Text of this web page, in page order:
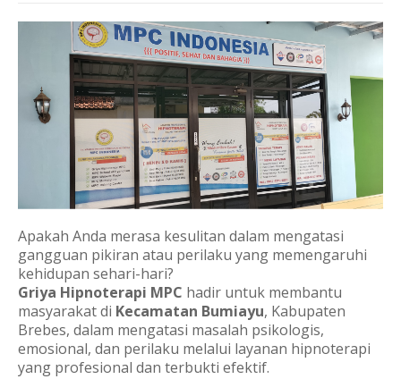
Apakah Anda merasa kesulitan dalam mengatasi
gangguan pikiran atau perilaku yang memengaruhi
kehidupan sehari-hari?
Griya Hipnoterapi MPC hadir untuk membantu
masyarakat di Kecamatan Bumiayu, Kabupaten
Brebes, dalam mengatasi masalah psikologis,
emosional, dan perilaku melalui layanan hipnoterapi
yang profesional dan terbukti efektif.